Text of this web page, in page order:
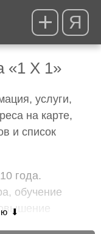
Я
«1 X 1»
услуги,
на карте,
и список
года.
обучение